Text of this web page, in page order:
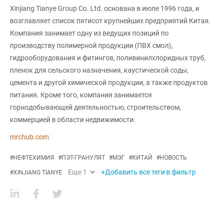
Xinjiang Tianye Group Co. Ltd. основана в июле 1996 года, и
возглавляет список пятисот крупнейших предприятий Китая.
Компания занимает одну из ведущих позиций по
производству полимерной продукции (ПВХ смол),
гидрооборудования и фитингов, поливинилхлоридных труб,
пленок для сельского назначения, каустической соды,
цемента и другой химической продукции, а также продуктов
питания. Кроме того, компания занимается
горнодобывающей деятельностью, строительством,
коммерцией в области недвижимости.
mrchub.com
#НЕФТЕХИМИЯ #ПЭТ-ГРАНУЛЯТ #МЭГ #КИТАЙ #НОВОСТЬ
#XINJIANG TIANYE Еще 1 +Добавить все теги в фильтр